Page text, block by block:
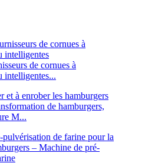
de cornues à
intelligentes...
de hamburgers,
M...